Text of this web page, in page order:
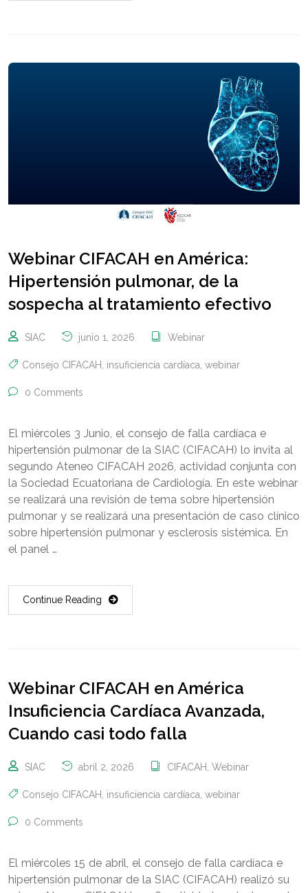
Webinar CIFACAH en América:
Hipertensión pulmonar, de la
sospecha al tratamiento efectivo
SIAC junio 1, 2026 Webinar
Consejo CIFACAH insuficiencia cardíaca webinar
0 Comments
El miércoles 3 Junio, el consejo de falla cardíaca e
hipertensión pulmonar de la SIAC (CIFACAH) lo invita al
segundo Ateneo CIFACAH 2026, actividad conjunta con
la Sociedad Ecuatoriana de Cardiología. En este webinar
se realizará una revisión de tema sobre hipertensión
pulmonar y se realizará una presentación de caso clínico
sobre hipertensión pulmonar y esclerosis sistémica. En
el panel …
Continue Reading
Webinar CIFACAH en América
Insuficiencia Cardíaca Avanzada,
Cuando casi todo falla
SIAC abril 2, 2026 CIFACAH Webinar
Consejo CIFACAH insuficiencia cardíaca webinar
0 Comments
El miércoles 15 de abril, el consejo de falla cardíaca e
hipertensión pulmonar de la SIAC (CIFACAH) realizó su